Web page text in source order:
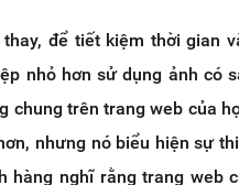
để tiết kiệm thời gian
nhỏ hơn sử dụng ảnh có
chung trên trang web của
nhưng nó biểu hiện sự
hàng nghĩ rằng trang web